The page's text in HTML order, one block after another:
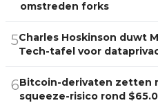
omstreden forks
5Charles Hoskinson duwt
Tech-tafel voor
6Bitcoin-derivaten zetten
squeeze-risico rond